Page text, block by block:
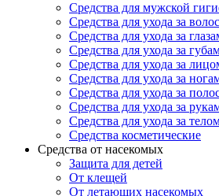
Средства для мужской
Средства для ухода за
Средства для ухода за
Средства для ухода за
Средства для ухода за
Средства для ухода за
Средства для ухода за
Средства для ухода за
Средства для ухода за
Средства косметические
Средства от насекомых
Защита для детей
От клещей
От летающих насекомых